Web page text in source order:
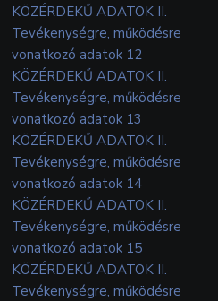
KÖZÉRDEKŰ ADATOK II.
Tevékenységre, működésre
vonatkozó adatok 12
KÖZÉRDEKŰ ADATOK II.
Tevékenységre, működésre
vonatkozó adatok 13
KÖZÉRDEKŰ ADATOK II.
Tevékenységre, működésre
vonatkozó adatok 14
KÖZÉRDEKŰ ADATOK II.
Tevékenységre, működésre
vonatkozó adatok 15
KÖZÉRDEKŰ ADATOK II.
Tevékenységre, működésre